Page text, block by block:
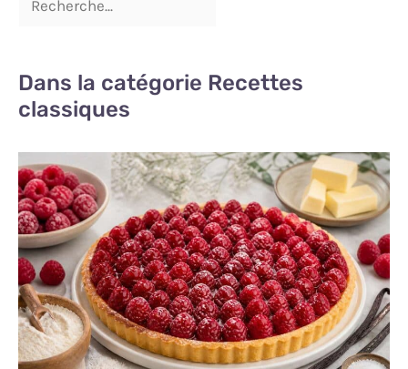
Dans la catégorie Recettes
classiques